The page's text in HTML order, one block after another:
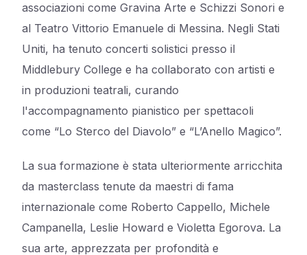
associazioni come Gravina Arte e Schizzi Sonori e
al Teatro Vittorio Emanuele di Messina. Negli Stati
Uniti, ha tenuto concerti solistici presso il
Middlebury College e ha collaborato con artisti e
in produzioni teatrali, curando
l'accompagnamento pianistico per spettacoli
come “Lo Sterco del Diavolo” e “L’Anello Magico”.
La sua formazione è stata ulteriormente arricchita
da masterclass tenute da maestri di fama
internazionale come Roberto Cappello, Michele
Campanella, Leslie Howard e Violetta Egorova. La
sua arte, apprezzata per profondità e